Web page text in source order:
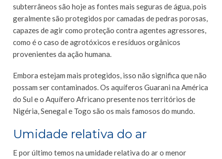
subterrâneos são hoje as fontes mais seguras de água, pois
geralmente são protegidos por camadas de pedras porosas,
capazes de agir como proteção contra agentes agressores,
como é o caso de agrotóxicos e resíduos orgânicos
provenientes da ação humana.
Embora estejam mais protegidos, isso não significa que não
possam ser contaminados. Os aquíferos Guarani na América
do Sul e o Aquífero Africano presente nos territórios de
Nigéria, Senegal e Togo são os mais famosos do mundo.
Umidade relativa do ar
E por último temos na umidade relativa do ar o menor